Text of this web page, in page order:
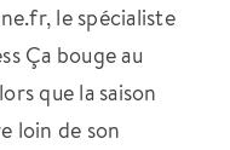
le spécialiste
Ça bouge au
que la saison
loin de son